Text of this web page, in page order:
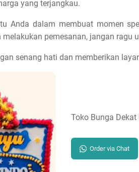
yang terjangkau.
Anda dalam membuat momen
pemesanan, jangan
senang hati dan memberikan
Toko Bunga
Order via Chat